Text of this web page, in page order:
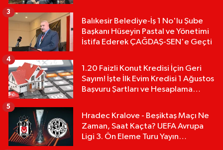
Balıkesir Belediye-İş 1 No'lu Şube
Başkanı Hüseyin Pastal ve Yönetimi
İstifa Ederek ÇAĞDAŞ-SEN'e Geçti
3
1.20 Faizli Konut Kredisi İçin Geri
Sayım! İşte İlk Evim Kredisi 1 Ağustos
Başvuru Şartları ve Hesaplama
4
Hradec Kralove - Beşiktaş Maçı Ne
Zaman, Saat Kaçta? UEFA Avrupa
Ligi 3. Ön Eleme Turu Yayın
5